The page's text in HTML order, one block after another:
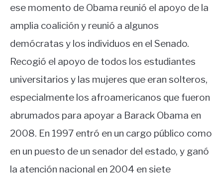
ese momento de Obama reunió el apoyo de la
amplia coalición y reunió a algunos
demócratas y los individuos en el Senado.
Recogió el apoyo de todos los estudiantes
universitarios y las mujeres que eran solteros,
especialmente los afroamericanos que fueron
abrumados para apoyar a Barack Obama en
2008. En 1997 entró en un cargo público como
en un puesto de un senador del estado, y ganó
la atención nacional en 2004 en siete